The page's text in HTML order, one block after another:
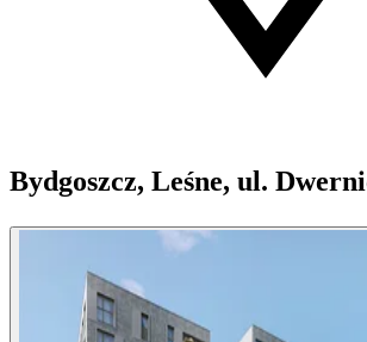
Bydgoszcz, Leśne, ul.